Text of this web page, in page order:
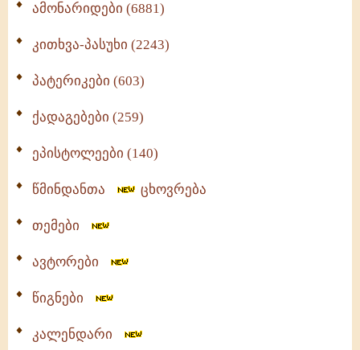
ამონარიდები (6881)
კითხვა-პასუხი (2243)
პატერიკები (603)
ქადაგებები (259)
ეპისტოლეები (140)
წმინდანთა ცხოვრება
თემები
ავტორები
წიგნები
კალენდარი